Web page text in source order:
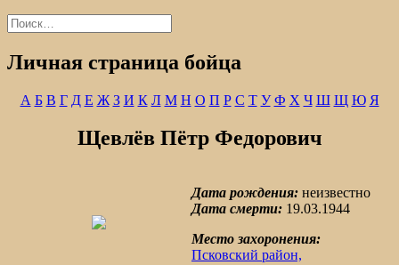
Найти:
Личная страница бойца
А Б В Г Д Е Ж З И К Л М Н О П Р С Т У Ф Х Ч Ш Щ Ю Я
Щевлёв Пётр Федорович
Дата рождения: неизвестно
Дата смерти: 19.03.1944
Место захоронения:
Псковский район,